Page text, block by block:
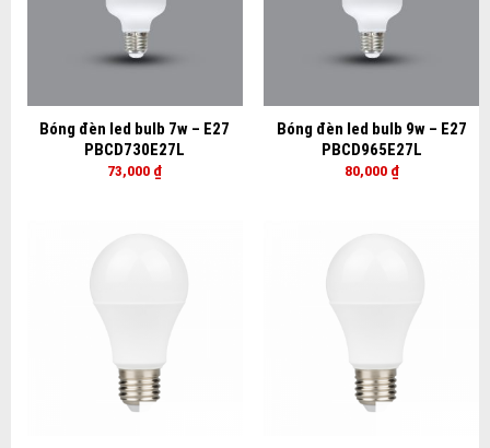
Bóng đèn led bulb 7w – E27
PBCD730E27L
73,000 ₫
Bóng đèn led bulb 9w – E27
PBCD965E27L
80,000 ₫